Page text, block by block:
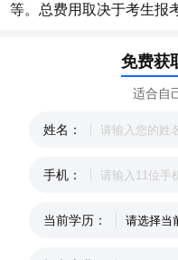
等。总费用取决于考生报
免费获
适合自
姓名：
手机：
当前学历：